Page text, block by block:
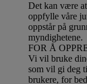
Det kan være
oppfylle våre
oppstår på
myndighetene.
FOR Å
Vi vil bruke
som vil gi deg
brukere, for